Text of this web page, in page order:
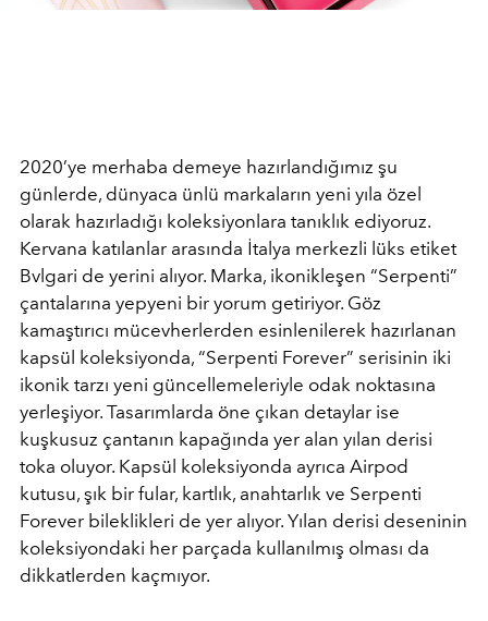
2020’ye merhaba demeye hazırlandığımız şu
günlerde, dünyaca ünlü markaların yeni yıla özel
olarak hazırladığı koleksiyonlara tanıklık ediyoruz.
Kervana katılanlar arasında İtalya merkezli lüks etiket
Bvlgari de yerini alıyor. Marka, ikonikleşen “Serpenti”
çantalarına yepyeni bir yorum getiriyor. Göz
kamaştırıcı mücevherlerden esinlenilerek hazırlanan
kapsül koleksiyonda, “Serpenti Forever” serisinin iki
ikonik tarzı yeni güncellemeleriyle odak noktasına
yerleşiyor. Tasarımlarda öne çıkan detaylar ise
kuşkusuz çantanın kapağında yer alan yılan derisi
toka oluyor. Kapsül koleksiyonda ayrıca Airpod
kutusu, şık bir fular, kartlık, anahtarlık ve Serpenti
Forever bileklikleri de yer alıyor. Yılan derisi deseninin
koleksiyondaki her parçada kullanılmış olması da
dikkatlerden kaçmıyor.